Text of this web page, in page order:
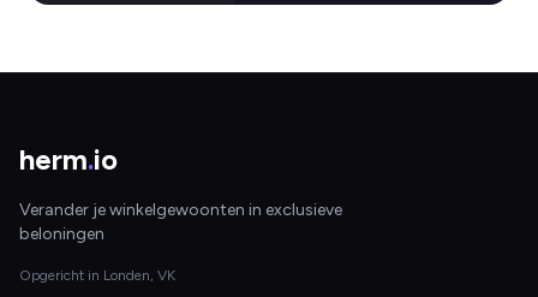
herm.io
Verander je winkelgewoonten in exclusieve
beloningen
Opgericht in Londen, VK